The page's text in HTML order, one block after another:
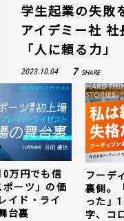
学生起業の失敗
アイデミー社
「人に頼る力」
2023.10.04 7 SHARE
万円でも信
ーツ」の価
イド・ライ
台裏
フーデ
裏側。
った」
字、コ